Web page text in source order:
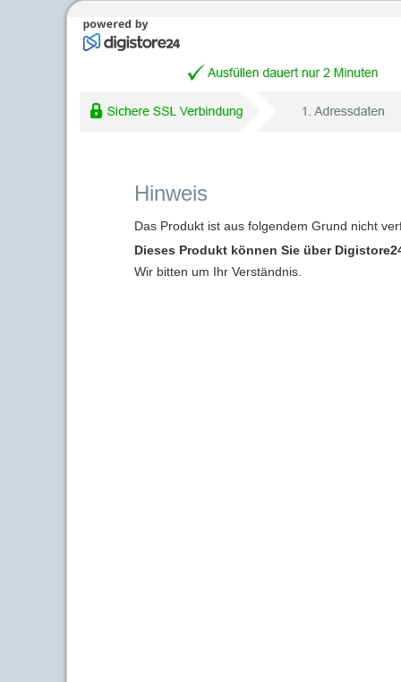
Hinweis
Das Produkt ist aus folgendem Grund nicht
Dieses Produkt können Sie über
Wir bitten um Ihr Verständnis.